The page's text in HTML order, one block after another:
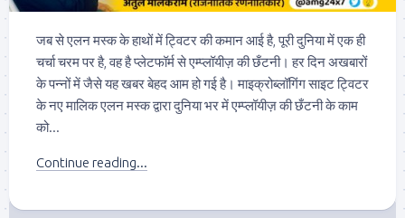
जब से एलन मस्क के हाथों में ट्विटर की कमान आई है, पूरी दुनिया में एक ही
चर्चा चरम पर है, वह है प्लेटफॉर्म से एम्प्लॉयीज़ की छँटनी। हर दिन अखबारों
के पन्नों में जैसे यह खबर बेहद आम हो गई है। माइक्रोब्लॉगिंग साइट ट्विटर
के नए मालिक एलन मस्क द्वारा दुनिया भर में एम्प्लॉयीज़ की छँटनी के काम
को...
Continue reading...